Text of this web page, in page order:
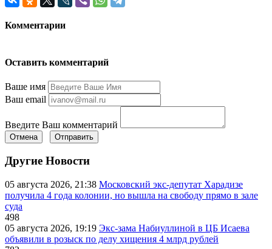
Комментарии
Оставить комментарий
Ваше имя
Ваш email
Введите Ваш комментарий
Отмена Отправить
Другие Новости
05 августа 2026, 21:38 Московский экс-депутат Харадизе
получила 4 года колонии, но вышла на свободу прямо в зале
суда
498
05 августа 2026, 19:19 Экс-зама Набиуллиной в ЦБ Исаева
объявили в розыск по делу хищения 4 млрд рублей